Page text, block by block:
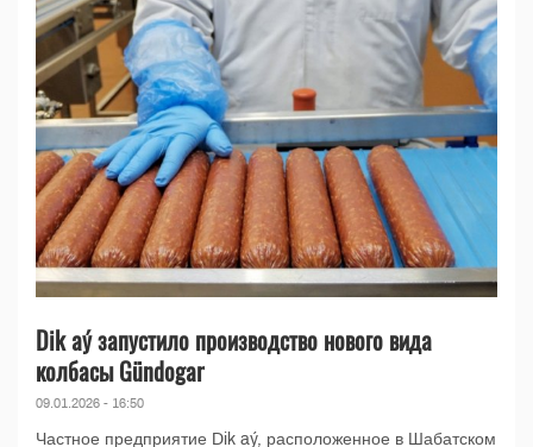
Dik aý запустило производство нового вида
колбасы Gündogar
09.01.2026 - 16:50
Частное предприятие Dik aý, расположенное в Шабатском